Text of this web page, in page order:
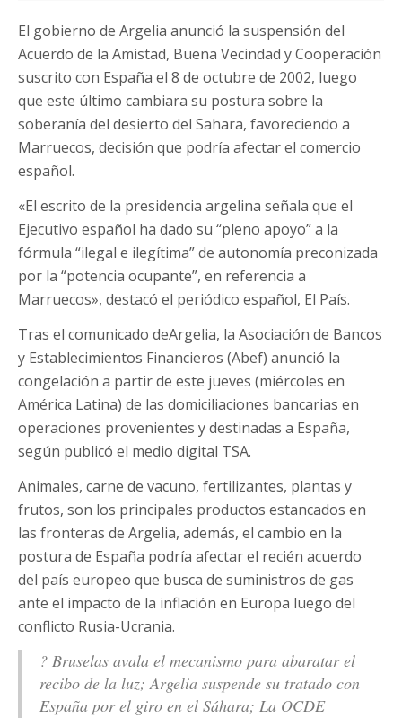
El gobierno de Argelia anunció la suspensión del
Acuerdo de la Amistad, Buena Vecindad y Cooperación
suscrito con España el 8 de octubre de 2002, luego
que este último cambiara su postura sobre la
soberanía del desierto del Sahara, favoreciendo a
Marruecos, decisión que podría afectar el comercio
español.
«El escrito de la presidencia argelina señala que el
Ejecutivo español ha dado su “pleno apoyo” a la
fórmula “ilegal e ilegítima” de autonomía preconizada
por la “potencia ocupante”, en referencia a
Marruecos», destacó el periódico español, El País.
Tras el comunicado deArgelia, la Asociación de Bancos
y Establecimientos Financieros (Abef) anunció la
congelación a partir de este jueves (miércoles en
América Latina) de las domiciliaciones bancarias en
operaciones provenientes y destinadas a España,
según publicó el medio digital TSA.
Animales, carne de vacuno, fertilizantes, plantas y
frutos, son los principales productos estancados en
las fronteras de Argelia, además, el cambio en la
postura de España podría afectar el recién acuerdo
del país europeo que busca de suministros de gas
ante el impacto de la inflación en Europa luego del
conflicto Rusia-Ucrania.
? Bruselas avala el mecanismo para abaratar el
recibo de la luz; Argelia suspende su tratado con
España por el giro en el Sáhara; La OCDE